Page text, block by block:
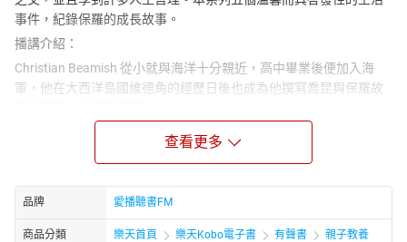
事件，紀錄保羅的成長故事。
播講介紹：
Christian Beamish 從小就與海洋十分親近，高中畢業後便加入海
軍，他在大西洋島國維德角的經歷日後也成為他撰寫喬昆與保羅故
第一次捕魚
第一次捕魚 (生字)
查看更多
品牌 愛播聽書FM
商品分類 樂天首頁 樂天Kobo電子書 有聲書 親子教養